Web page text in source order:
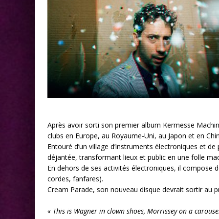
Après avoir sorti son premier album Kermesse
clubs en Europe, au Royaume-Uni, au Japon et en
Entouré d’un village d’instruments électroniques et
déjantée, transformant lieux et public en une folle
En dehors de ses activités électroniques, il compose
cordes, fanfares).
Cream Parade, son nouveau disque devrait sortir au
« This is Wagner in clown shoes, Morrissey on a